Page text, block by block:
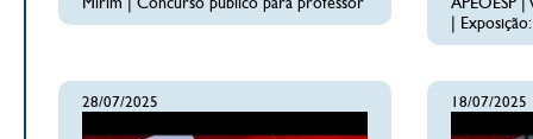
|
28/07/2025 18/07/2025